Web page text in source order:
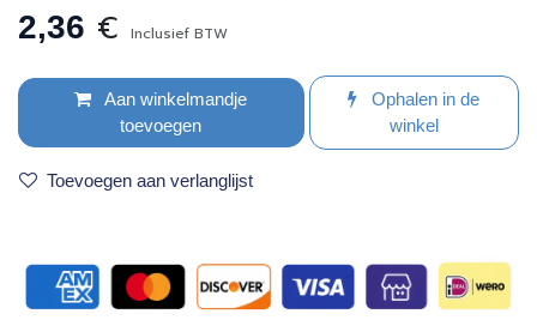
2,36 € Inclusief BTW
Aan winkelmandje
toevoegen
Ophalen in de
winkel
Toevoegen aan verlanglijst